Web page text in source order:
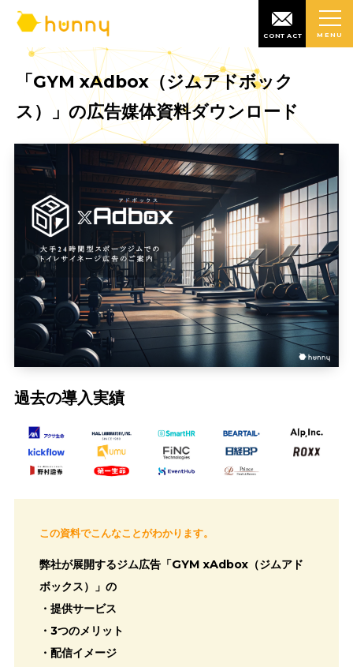
MENU
CONTACT
「GYM xAdbox（ジムアドボック
ス）」の広告媒体資料ダウンロード
過去の導入実績
この資料でこんなことがわかります。
弊社が展開するジム広告「GYM xAdbox（ジムアド
ボックス）」の